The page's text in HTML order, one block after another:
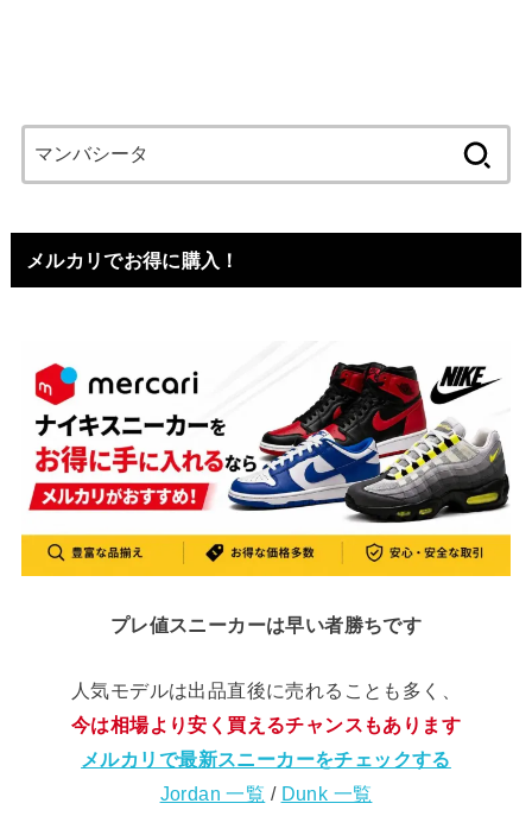
索:
メルカリでお得に購入！
プレ値スニーカーは早い者勝ちです
人気モデルは出品直後に売れることも多く、
今は相場より安く買えるチャンスもあります
メルカリで最新スニーカーをチェックする
Jordan 一覧 / Dunk 一覧